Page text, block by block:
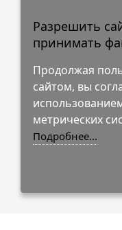
круглосуточно.
© 2009-2026
Разрешить
принимать
Продолжая
сайтом, вы
метрических
Подробнее...